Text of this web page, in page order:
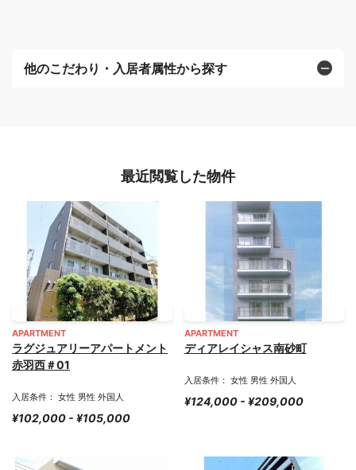
他のこだわり・入居者属性から探す
最近閲覧した物件
APARTMENT
ラグジュアリーアパートメント
赤羽西＃01
入居条件： 女性 男性 外国人
¥102,000 - ¥105,000
APARTMENT
ディアレイシャス南砂町
入居条件： 女性 男性 外国人
¥124,000 - ¥209,000